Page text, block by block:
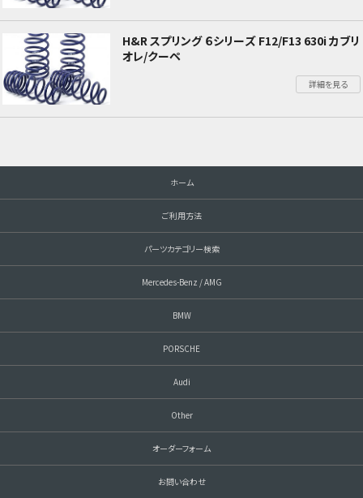
H&R スプリング ６シリーズ F12/F13 630i カブリ
オレ/クーペ
詳細を見る
ホーム
ご利用方法
パーツカテゴリー検索
Mercedes-Benz / AMG
BMW
PORSCHE
Audi
Other
オーダーフォーム
お問い合わせ